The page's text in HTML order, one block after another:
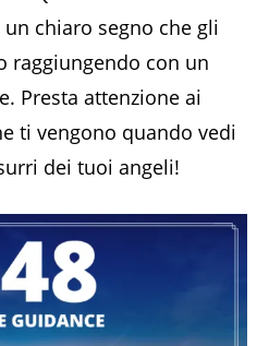
chiaro segno che gli
raggiungendo con un
Presta attenzione ai
ti vengono quando vedi
dei tuoi angeli!